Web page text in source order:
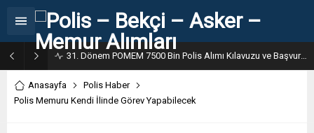
31. Dönem POMEM 7500 Bin Polis Alımı Kılavuzu ve Başvuru Ekranı
Anasayfa
Polis Haber
Polis Memuru Kendi İlinde Görev Yapabilecek